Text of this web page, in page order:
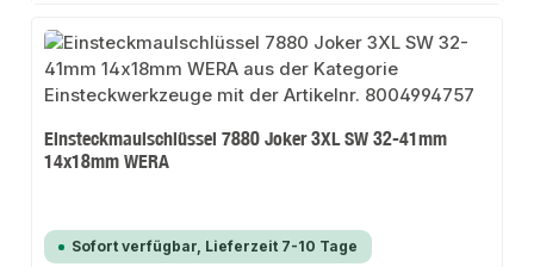
Einsteckmaulschlüssel 7880 Joker 3XL SW 32-41mm
14x18mm WERA
Sofort verfügbar, Lieferzeit 7-10 Tage